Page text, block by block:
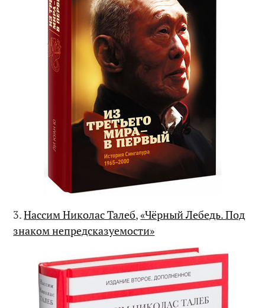
3.Нассим Николас Талеб,«Чёрный Лебедь. Под
знаком непредсказуемости»